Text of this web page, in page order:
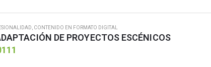
CONTENIDO EN FORMATO DIGITAL
DE PROYECTOS ESCÉNICOS